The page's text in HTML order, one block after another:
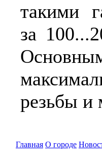
такими
за
резьбы и
Главная О городе